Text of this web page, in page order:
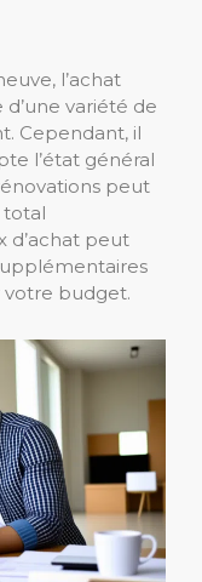
l’achat
d’une variété de
Cependant, il
l’état général
peut
total
d’achat peut
votre budget.